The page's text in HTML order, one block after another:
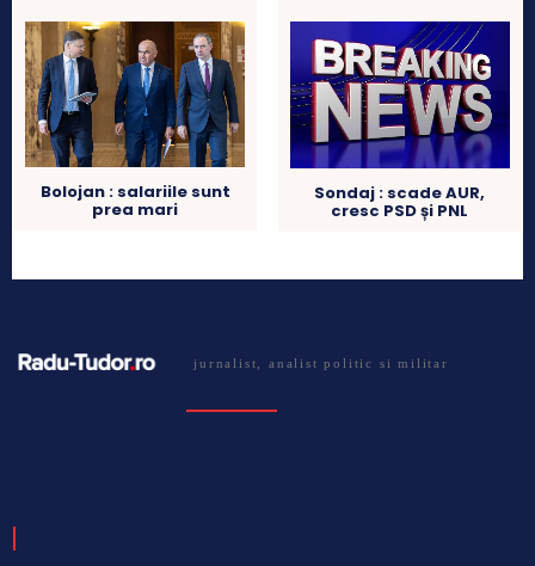
Bolojan : salariile sunt
prea mari
Sondaj : scade AUR,
cresc PSD și PNL
jurnalist, analist politic si militar